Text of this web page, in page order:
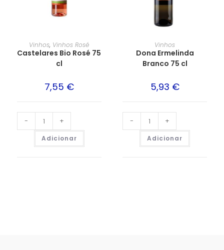
Vinhos, Vinhos Rosé
Castelares Bio Rosé 75
cl
7,55 €
- +
Adicionar
Vinhos
Dona Ermelinda
Branco 75 cl
5,93 €
- +
Adicionar